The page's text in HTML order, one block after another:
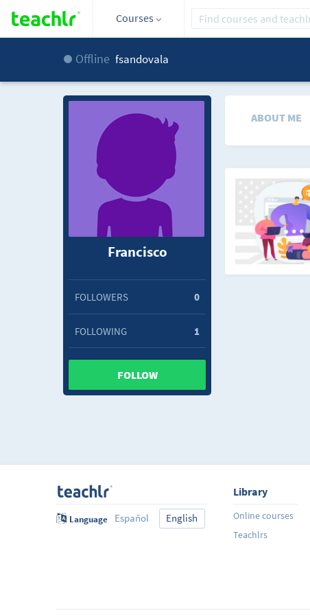
Courses
Offline fsandovala
Francisco
FOLLOWERS 0
FOLLOWING 1
FOLLOW
ABOUT ME
Language Español English
Library
Online courses
Teachlrs